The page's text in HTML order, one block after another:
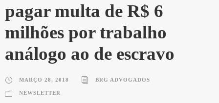
pagar multa de R$ 6
milhões por trabalho
análogo ao de escravo
MARÇO 28, 2018 BRG ADVOGADOS
NEWSLETTER